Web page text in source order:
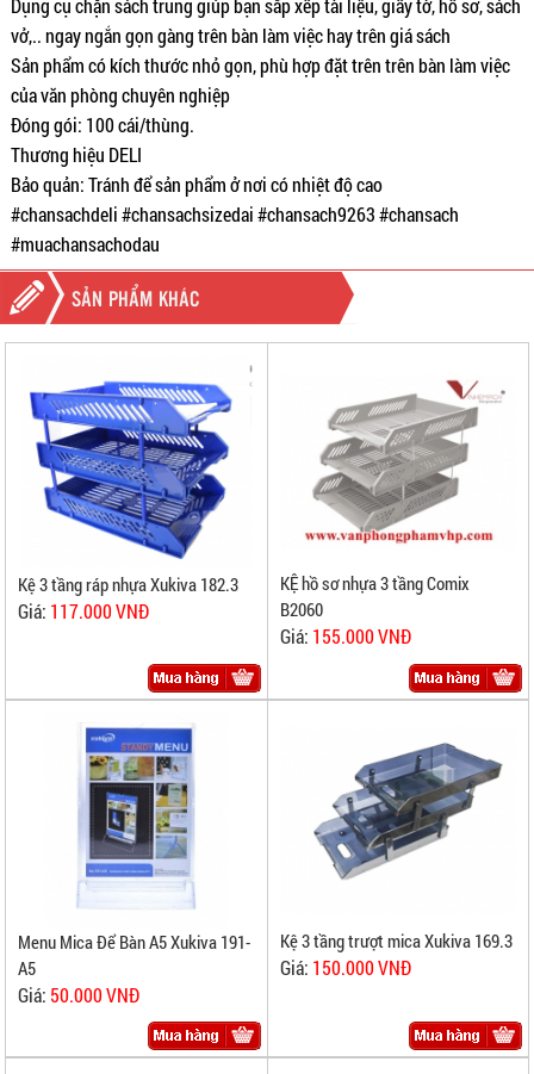
Dụng cụ chặn sách trung giúp bạn sắp xếp tài liệu, giấy tờ, hồ sơ, sách
vở,.. ngay ngắn gọn gàng trên bàn làm việc hay trên giá sách
Sản phẩm có kích thước nhỏ gọn, phù hợp đặt trên trên bàn làm việc
của văn phòng chuyên nghiệp
Đóng gói: 100 cái/thùng.
Thương hiệu DELI
Bảo quản: Tránh để sản phẩm ở nơi có nhiệt độ cao
#chansachdeli #chansachsizedai #chansach9263 #chansach
#muachansachodau
SẢN PHẨM KHÁC
Kệ 3 tầng ráp nhựa Xukiva 182.3
Giá: 117.000 VNĐ
KỆ hồ sơ nhựa 3 tầng Comix
B2060
Giá: 155.000 VNĐ
Menu Mica Để Bàn A5 Xukiva 191-
A5
Giá: 50.000 VNĐ
Kệ 3 tầng trượt mica Xukiva 169.3
Giá: 150.000 VNĐ